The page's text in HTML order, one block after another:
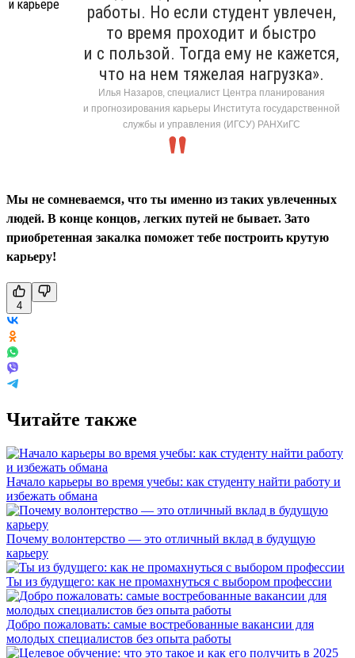
работы. Но если студент увлечен,
то время проходит и быстро
и с пользой. Тогда ему не кажется,
что на нем тяжелая нагрузка».
Илья Назаров, специалист Центра планирования
и прогнозирования карьеры Института государственной
службы и управления (ИГСУ) РАНХиГС
Мы не сомневаемся, что ты именно из таких увлеченных
людей. В конце концов, легких путей не бывает. Зато
приобретенная закалка поможет тебе построить крутую
карьеру!
4
Читайте также
Начало карьеры во время учебы: как студенту найти работу и
избежать обмана
Почему волонтерство — это отличный вклад в будущую
карьеру
Ты из будущего: как не промахнуться с выбором профессии
Добро пожаловать: самые востребованные вакансии для
молодых специалистов без опыта работы